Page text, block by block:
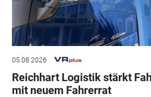
05.08.2026
Reichhart Logistik stärkt
mit neuem Fahrerrat